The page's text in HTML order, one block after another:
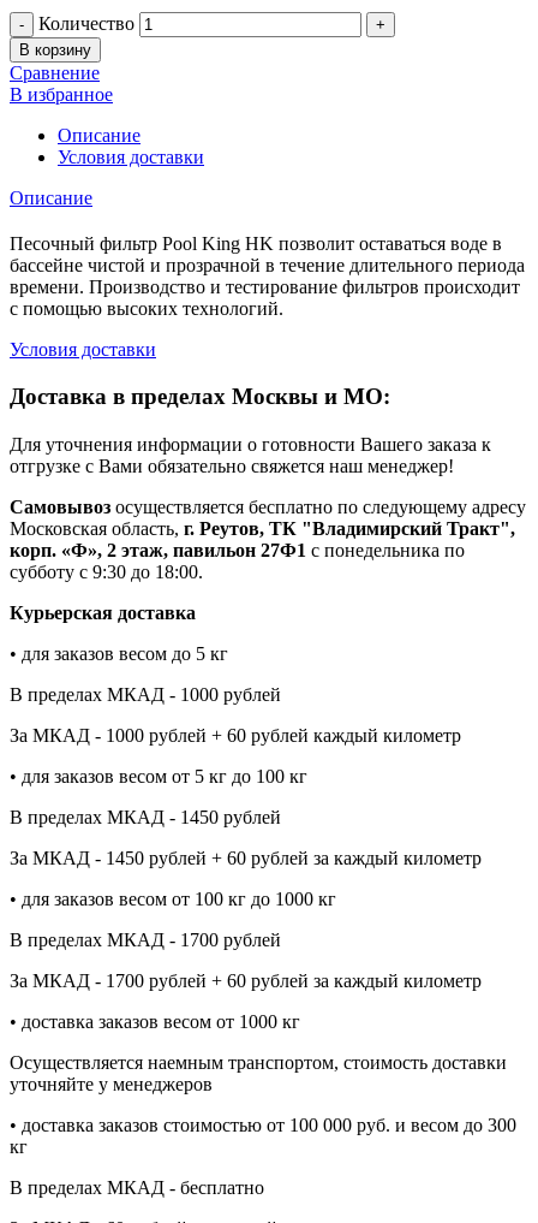
Количество
В корзину
Сравнение
В избранное
Описание
Условия доставки
Описание
Песочный фильтр Pool King HK позволит оставаться воде в
бассейне чистой и прозрачной в течение длительного периода
времени. Производство и тестирование фильтров происходит
с помощью высоких технологий.
Условия доставки
Доставка в пределах Москвы и МО:
Для уточнения информации о готовности Вашего заказа к
отгрузке с Вами обязательно свяжется наш менеджер!
Самовывоз осуществляется бесплатно по следующему адресу
Московская область, г. Реутов, ТК "Владимирский Тракт",
корп. «Ф», 2 этаж, павильон 27Ф1 с понедельника по
субботу с 9:30 до 18:00.
Курьерская доставка
• для заказов весом до 5 кг
В пределах МКАД - 1000 рублей
За МКАД - 1000 рублей + 60 рублей каждый километр
• для заказов весом от 5 кг до 100 кг
В пределах МКАД - 1450 рублей
За МКАД - 1450 рублей + 60 рублей за каждый километр
• для заказов весом от 100 кг до 1000 кг
В пределах МКАД - 1700 рублей
За МКАД - 1700 рублей + 60 рублей за каждый километр
• доставка заказов весом от 1000 кг
Осуществляется наемным транспортом, стоимость доставки
уточняйте у менеджеров
• доставка заказов стоимостью от 100 000 руб. и весом до 300
кг
В пределах МКАД - бесплатно